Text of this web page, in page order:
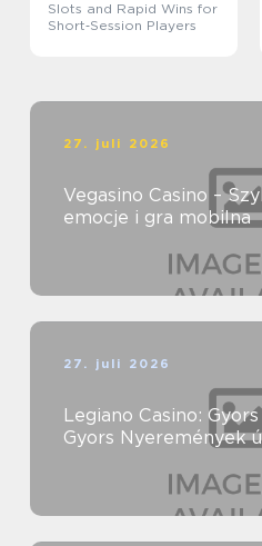
Slots and Rapid Wins for
Short‑Session Players
27. juli 2026
Vegasino Casino –
emocje i gra mobilna
27. juli 2026
Legiano Casino:
Gyors Nyeremények